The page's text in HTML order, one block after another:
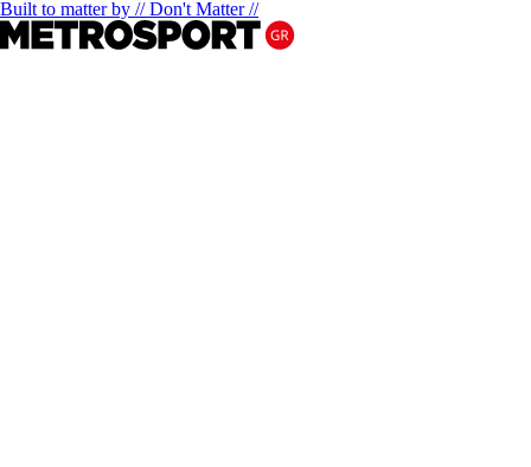
Built to matter by // Don't Matter //